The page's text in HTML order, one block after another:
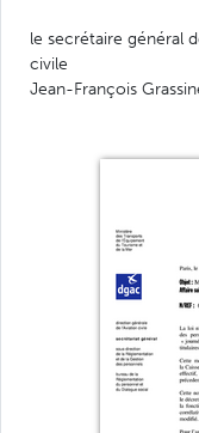
le secrétaire général
civile
Jean-François